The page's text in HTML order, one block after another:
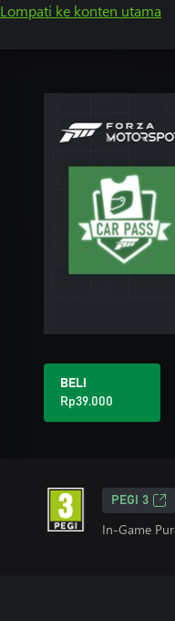
Lompati ke konten utama
BELI
Rp39.000
PEGI 3
In-Game